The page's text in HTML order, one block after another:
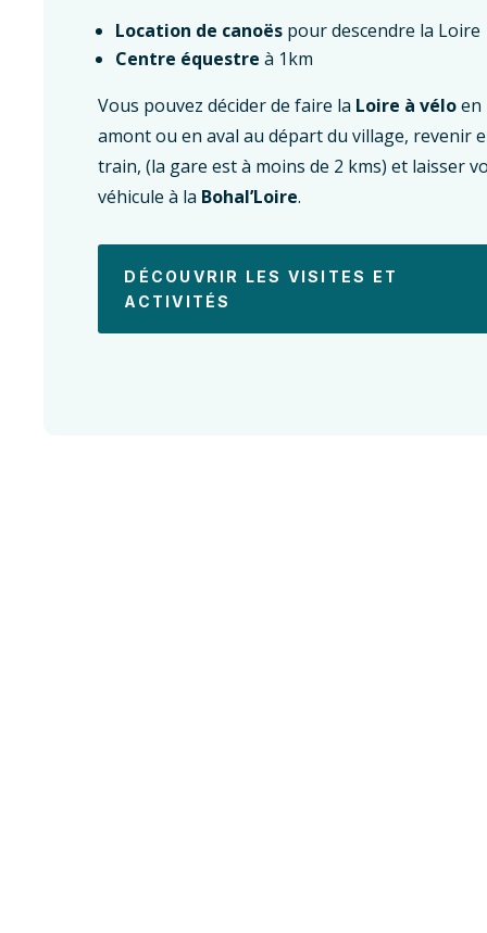
Location de canoës pour descendre la Loire
Centre équestre à 1km
Vous pouvez décider de faire la Loire à véloen
amont ou en aval au départ du village, revenir
train, (la gare est à moins de 2 kms) et laisser
véhicule à la Bohal’Loire.
DÉCOUVRIR LES VISITES ET
ACTIVITÉS